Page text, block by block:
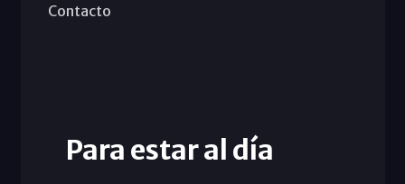
Contacto
Para estar al día